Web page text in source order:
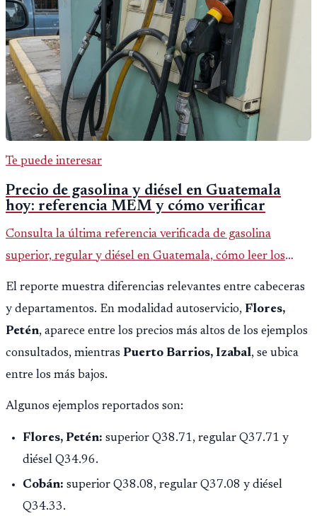
Te puede interesar
Precio de gasolina y diésel en Guatemala
hoy: referencia MEM y cómo verificar
Consulta la última referencia verificada de gasolina
superior, regular y diésel en Guatemala, cómo leer los
reportes del MEM y qué revisar antes de llenar el tanque.
El reporte muestra diferencias relevantes entre cabeceras
y departamentos. En modalidad autoservicio, Flores,
Petén, aparece entre los precios más altos de los ejemplos
consultados, mientras Puerto Barrios, Izabal, se ubica
entre los más bajos.
Algunos ejemplos reportados son:
Flores, Petén: superior Q38.71, regular Q37.71 y
diésel Q34.96.
Cobán: superior Q38.08, regular Q37.08 y diésel
Q34.33.